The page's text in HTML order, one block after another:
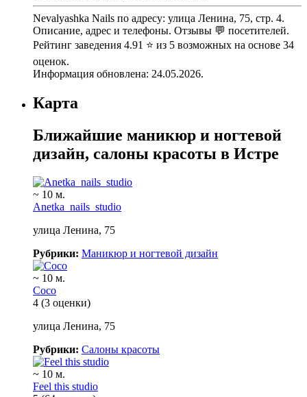
Nevalyashka Nails по адресу: улица Ленина, 75, стр. 4.
Описание, адрес и телефоны. Отзывы 💬 посетителей.
Рейтинг заведения 4.91 ⭐ из 5 возможных на основе 34
оценок.
Информация обновлена: 24.05.2026.
Карта
Ближайшие маникюр и ногтевой
дизайн, салоны красоты в Истре
~ 10 м.
Anetka_nails_studio
улица Ленина, 75
Рубрики: Маникюр и ногтевой дизайн
~ 10 м.
Coco
4 (3 оценки)
улица Ленина, 75
Рубрики: Салоны красоты
~ 10 м.
Feel this studio